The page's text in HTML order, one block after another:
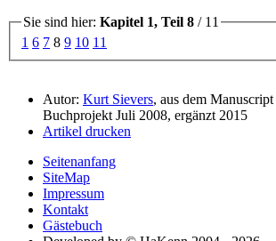
Sie sind hier: Kapitel 1, Teil 8 / 11
1 6 7 8 9 10 11
Autor: Kurt Sievers, aus dem
Buchprojekt Juli 2008, ergänzt 2015
Artikel drucken
Seitenanfang
SiteMap
Impressum
Kontakt
Gästebuch